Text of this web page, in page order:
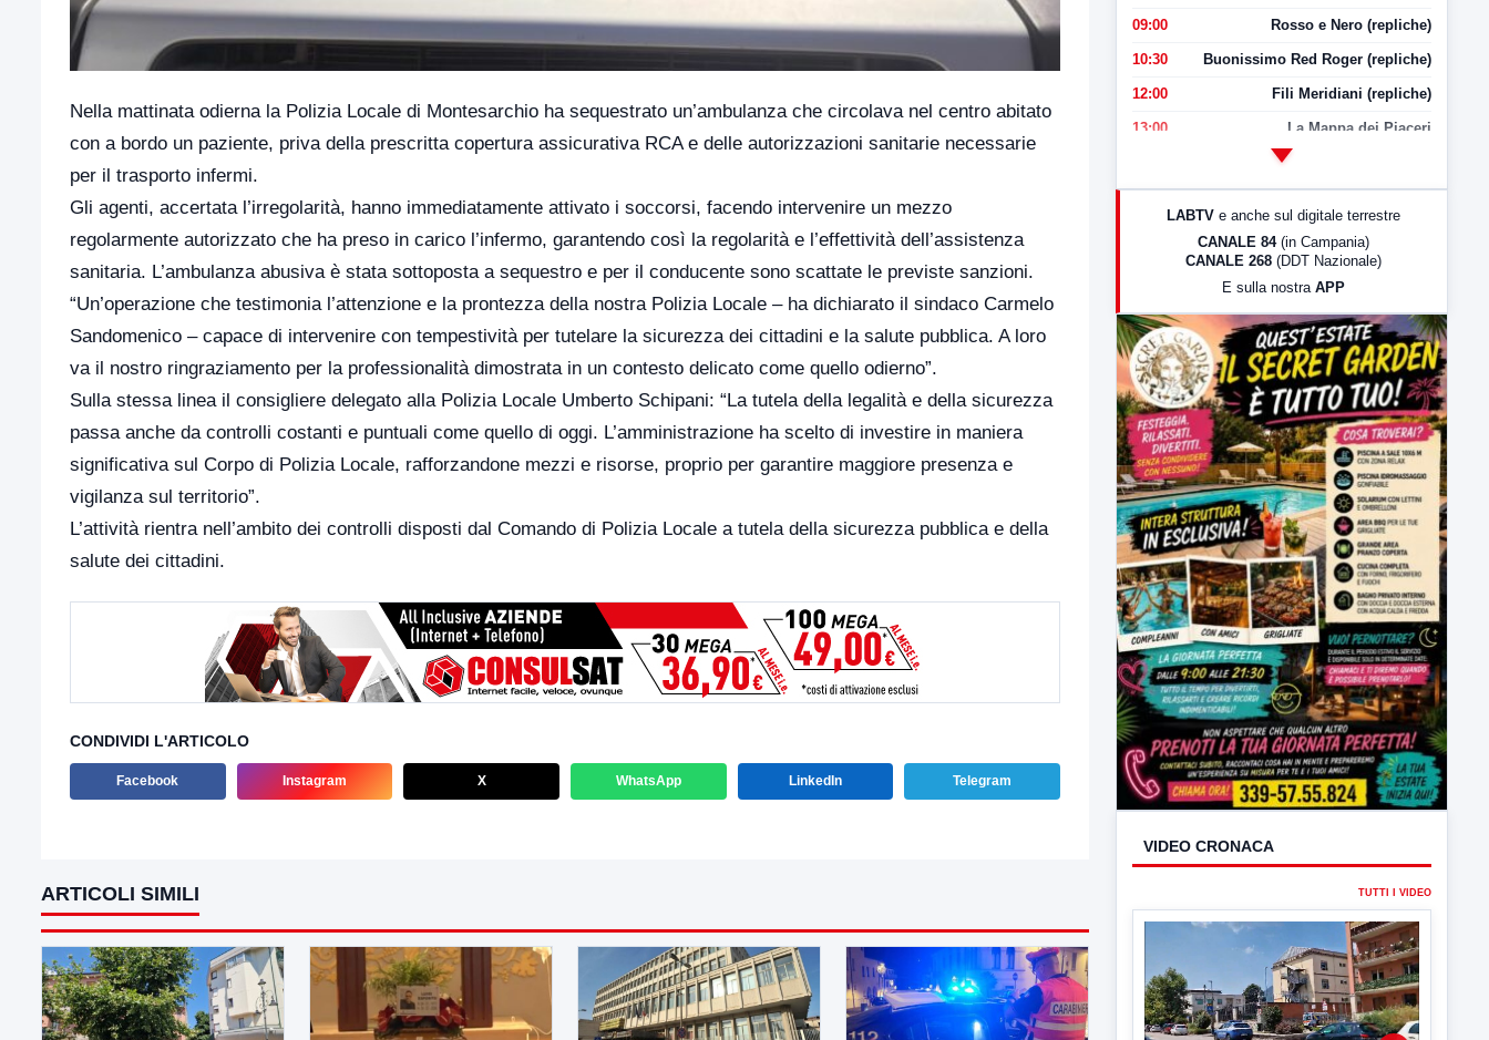
Nella mattinata odierna la Polizia Locale di Montesarchio ha sequestrato un’ambulanza che circolava nel centro abitato
con a bordo un paziente, priva della prescritta copertura assicurativa RCA e delle autorizzazioni sanitarie necessarie
per il trasporto infermi.
Gli agenti, accertata l’irregolarità, hanno immediatamente attivato i soccorsi, facendo intervenire un mezzo
regolarmente autorizzato che ha preso in carico l’infermo, garantendo così la regolarità e l’effettività dell’assistenza
sanitaria. L’ambulanza abusiva è stata sottoposta a sequestro e per il conducente sono scattate le previste sanzioni.
“Un’operazione che testimonia l’attenzione e la prontezza della nostra Polizia Locale – ha dichiarato il sindaco Carmelo
Sandomenico – capace di intervenire con tempestività per tutelare la sicurezza dei cittadini e la salute pubblica. A loro
va il nostro ringraziamento per la professionalità dimostrata in un contesto delicato come quello odierno”.
Sulla stessa linea il consigliere delegato alla Polizia Locale Umberto Schipani: “La tutela della legalità e della sicurezza
passa anche da controlli costanti e puntuali come quello di oggi. L’amministrazione ha scelto di investire in maniera
significativa sul Corpo di Polizia Locale, rafforzandone mezzi e risorse, proprio per garantire maggiore presenza e
vigilanza sul territorio”.
L’attività rientra nell’ambito dei controlli disposti dal Comando di Polizia Locale a tutela della sicurezza pubblica e della
salute dei cittadini.
CONDIVIDI L'ARTICOLO
Facebook Instagram X WhatsApp LinkedIn Telegram
ARTICOLI SIMILI
09:00 Rosso e Nero (repliche)
10:30 Buonissimo Red Roger (repliche)
12:00 Fili Meridiani (repliche)
13:00 La Mappa dei Piaceri
LabNews (Diretta)
23:00 LabNews (replica)
LABTV e anche sul digitale terrestre
CANALE 84 (in Campania)
CANALE 268 (DDT Nazionale)
E sulla nostra APP
VIDEO CRONACA
TUTTI I VIDEO
▶
6 AGOSTO 2026 CRONACA